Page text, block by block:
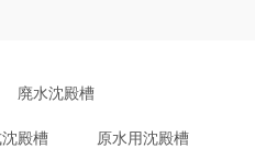
廃水沈殿槽
殿槽 原水用沈殿槽